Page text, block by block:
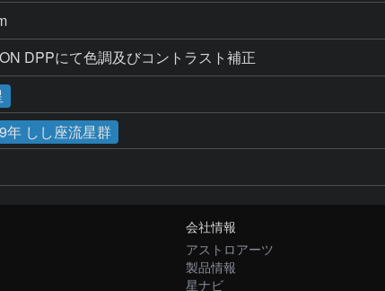
DPPにて色調及びコントラスト補正
年 しし座流星群
会社情報
アストロアーツ
製品情報
星ナビ